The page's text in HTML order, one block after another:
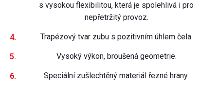
s vysokou flexibilitou, která je spolehlivá i pro
nepřetržitý provoz.
Trapézový tvar zubu s pozitivním úhlem čela.
Vysoký výkon, broušená geometrie.
Speciální zušlechtěný materiál řezné hrany.